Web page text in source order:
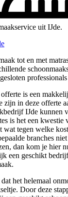
uit IJde.
tot en met
is een
zijn in deze offerte
IJde kunnen
is het een
wat tegen welke
branches
dan kom je hier
een geschikt
het helemaal
Door deze